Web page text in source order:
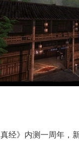
(
》内测一周年，新